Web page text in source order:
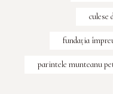
culese
fundația
parintele munteanu